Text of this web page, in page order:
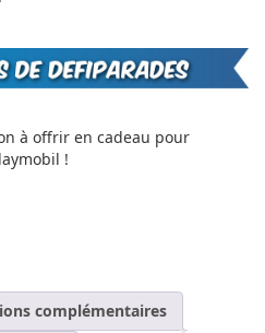
à offrir en cadeau pour
!
complémentaires